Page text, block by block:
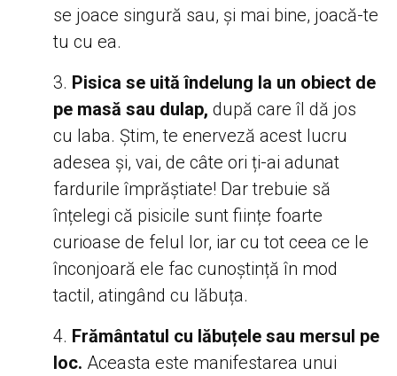
se joace singură sau, și mai bine, joacă-te
tu cu ea.
Pisica se uită îndelung la un obiect de
pe masă sau dulap, după care îl dă jos
cu laba. Știm, te enerveză acest lucru
adesea și, vai, de câte ori ți-ai adunat
fardurile împrăștiate! Dar trebuie să
înțelegi că pisicile sunt ființe foarte
curioase de felul lor, iar cu tot ceea ce le
înconjoară ele fac cunoștință în mod
tactil, atingând cu lăbuța.
Frământatul cu lăbuțele sau mersul pe
loc. Aceasta este manifestarea unui